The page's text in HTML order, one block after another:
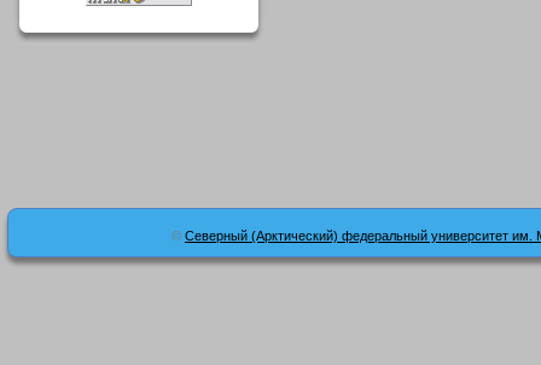
© Северный (Арктический) федеральный университет